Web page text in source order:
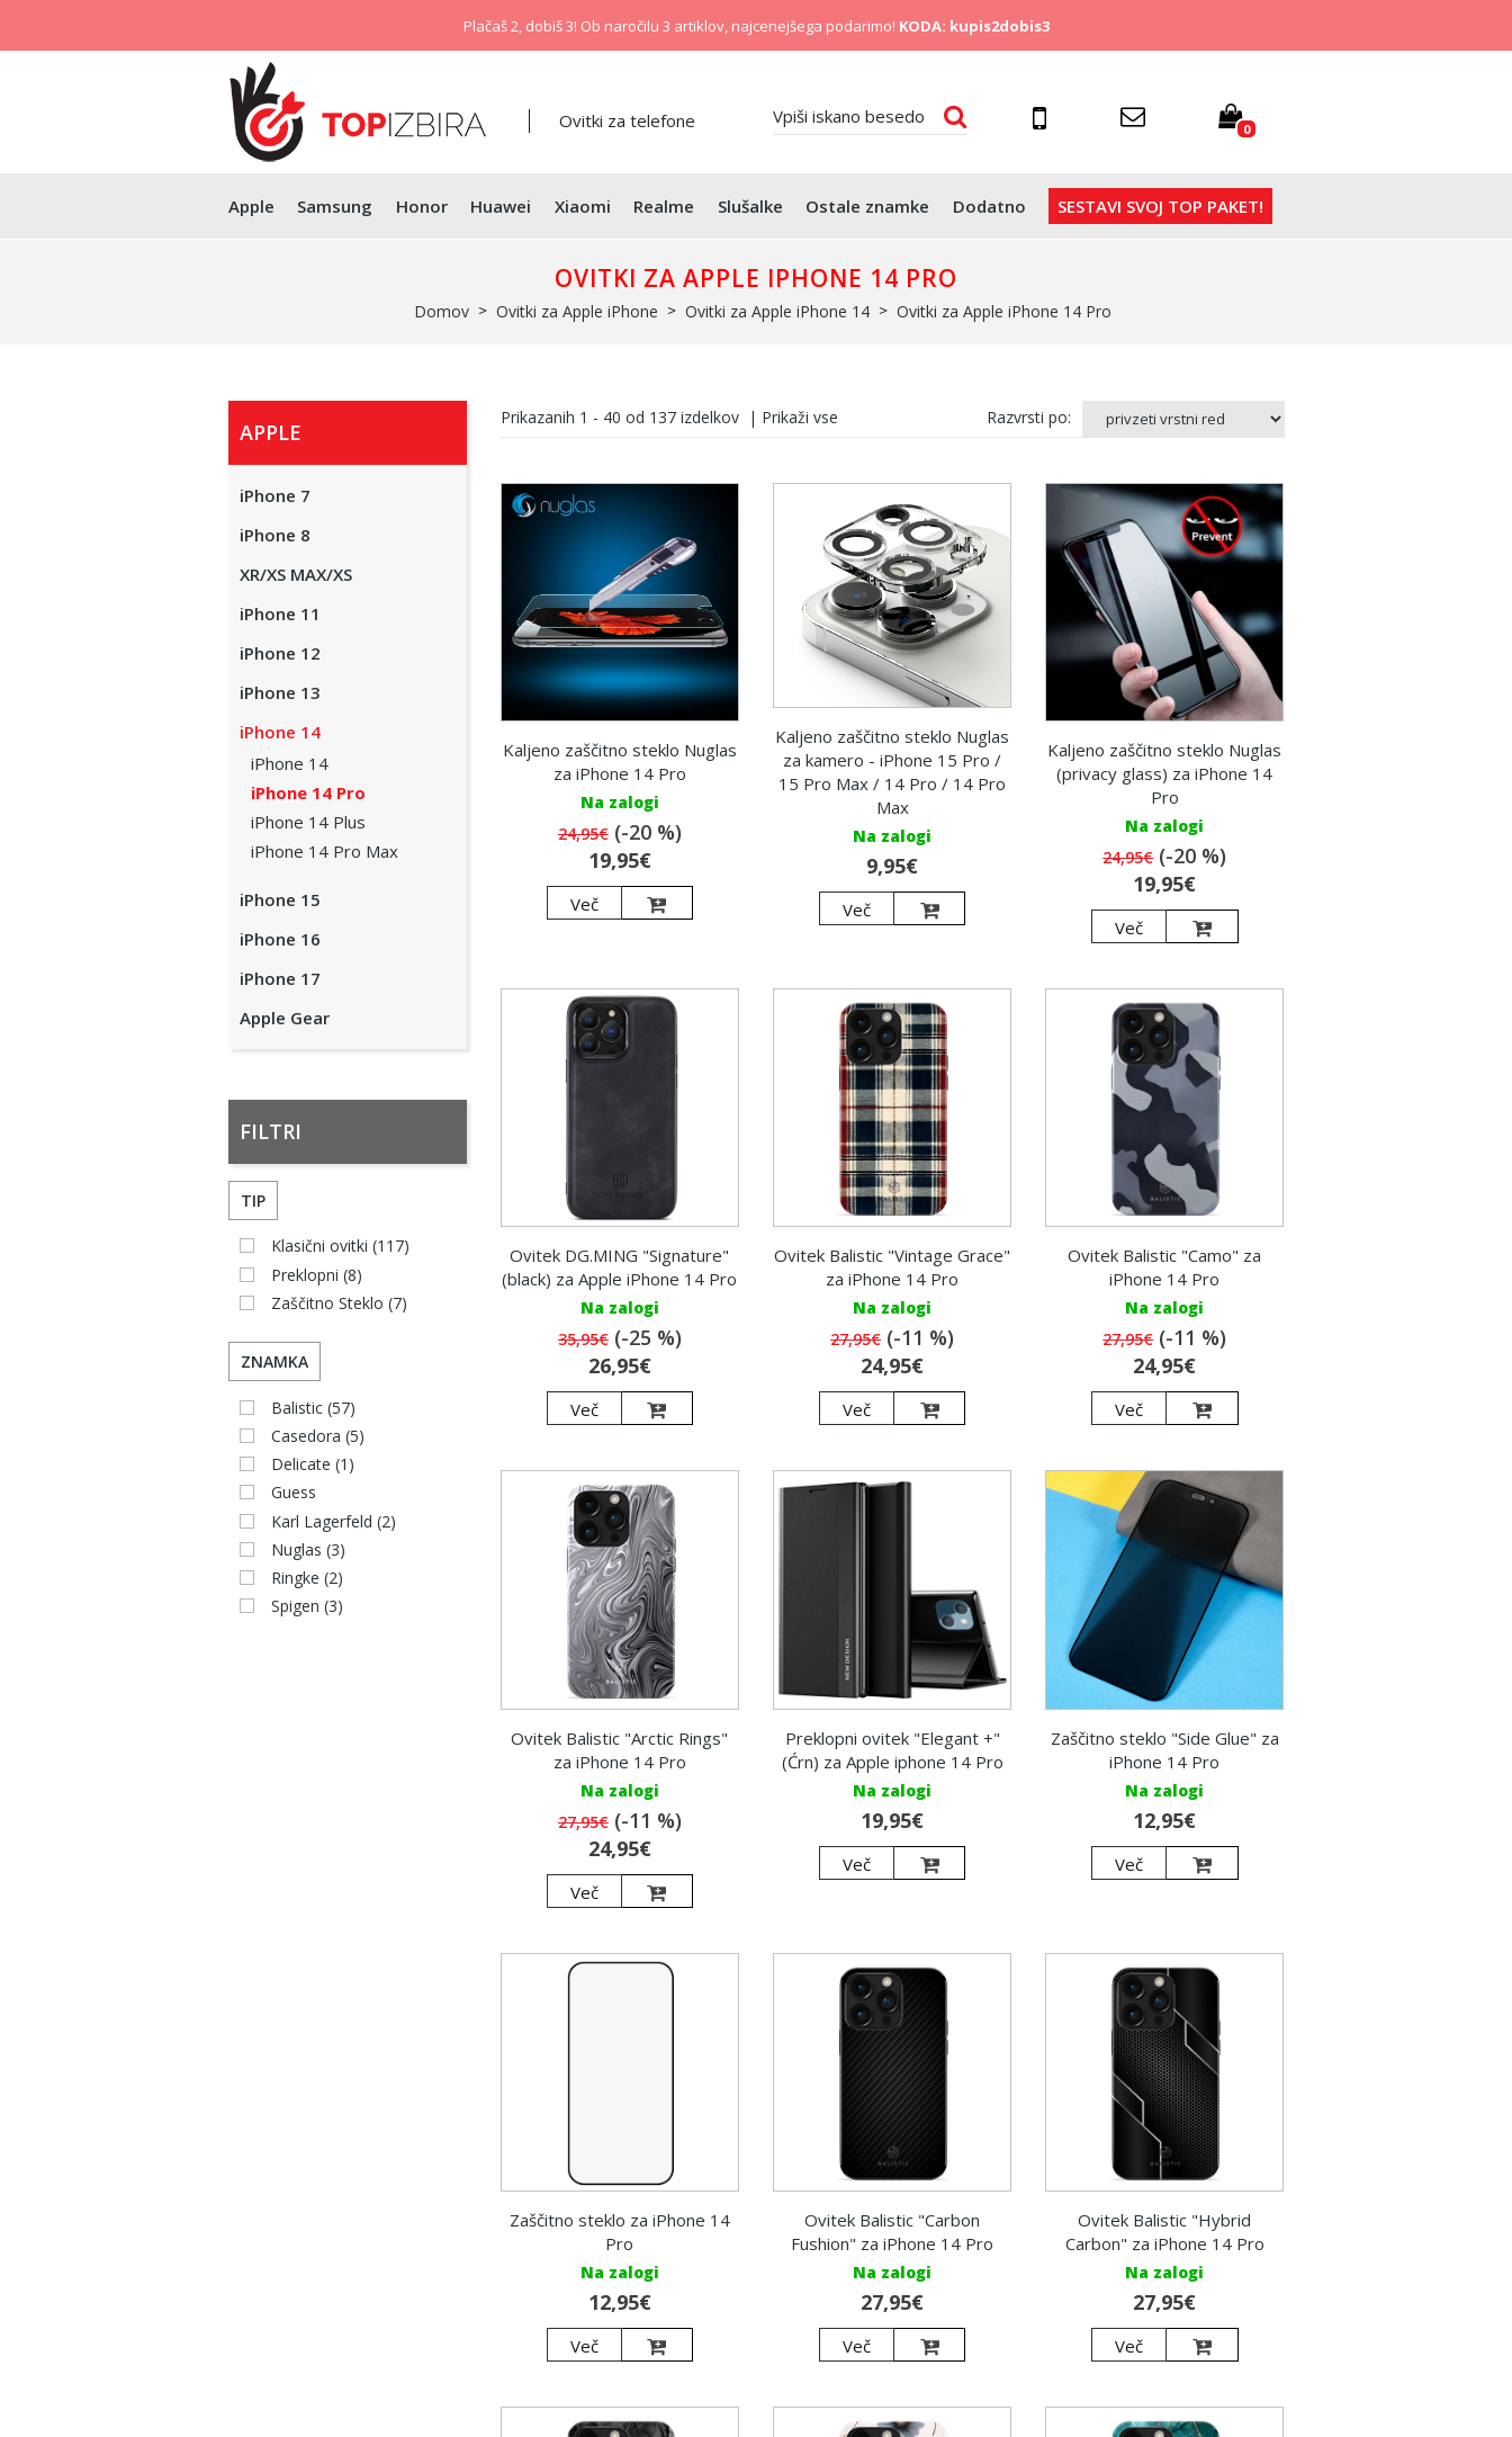
Plačaš 2, dobiš 3! Ob naročilu 3 artiklov, najcenejšega podarimo! KODA: kupis2dobis3
Ovitki za telefone 0
Apple Samsung Honor Huawei Xiaomi Realme Slušalke Ostale znamke Dodatno SESTAVI SVOJ TOP PAKET!
OVITKI ZA APPLE IPHONE 14 PRO
Domov Ovitki za Apple iPhone Ovitki za Apple iPhone 14 Ovitki za Apple iPhone 14 Pro
APPLE
iPhone 7
iPhone 8
XR/XS MAX/XS
iPhone 11
iPhone 12
iPhone 13
iPhone 14
iPhone 14
iPhone 14 Pro
iPhone 14 Plus
iPhone 14 Pro Max
iPhone 15
iPhone 16
iPhone 17
Apple Gear
FILTRI
TIP
Klasični ovitki (117)
Preklopni (8)
Zaščitno Steklo (7)
ZNAMKA
Balistic (57)
Casedora (5)
Delicate (1)
Guess
Karl Lagerfeld (2)
Nuglas (3)
Ringke (2)
Spigen (3)
Prikazanih 1 - 40 od 137izdelkov| Prikaži vse Razvrsti po:
Kaljeno zaščitno steklo Nuglas
za iPhone 14 Pro
Na zalogi
24,95€(-20 %)
19,95€
Več
Kaljeno zaščitno steklo Nuglas
za kamero - iPhone 15 Pro /
15 Pro Max / 14 Pro / 14 Pro
Max
Na zalogi
9,95€
Več
Kaljeno zaščitno steklo Nuglas
(privacy glass) za iPhone 14
Pro
Na zalogi
24,95€(-20 %)
19,95€
Več
Ovitek DG.MING "Signature"
(black) za Apple iPhone 14 Pro
Na zalogi
35,95€(-25 %)
26,95€
Več
Ovitek Balistic "Vintage Grace"
za iPhone 14 Pro
Na zalogi
27,95€ (-11 %)
24,95€
Več
Ovitek Balistic "Camo" za
iPhone 14 Pro
Na zalogi
27,95€(-11 %)
24,95€
Več
Ovitek Balistic "Arctic Rings"
za iPhone 14 Pro
Na zalogi
27,95€(-11 %)
24,95€
Več
Preklopni ovitek "Elegant +"
(Ćrn) za Apple iphone 14 Pro
Na zalogi
19,95€
Več
Zaščitno steklo "Side Glue" za
iPhone 14 Pro
Na zalogi
12,95€
Več
Zaščitno steklo za iPhone 14
Pro
Na zalogi
12,95€
Več
Ovitek Balistic "Carbon
Fushion" za iPhone 14 Pro
Na zalogi
27,95€
Več
Ovitek Balistic "Hybrid
Carbon" za iPhone 14 Pro
Na zalogi
27,95€
Več